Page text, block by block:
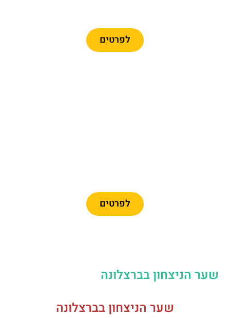
לפרטים
לפרטים
שער הניצחון בברצלונה
שער הניצחון בברצלונה